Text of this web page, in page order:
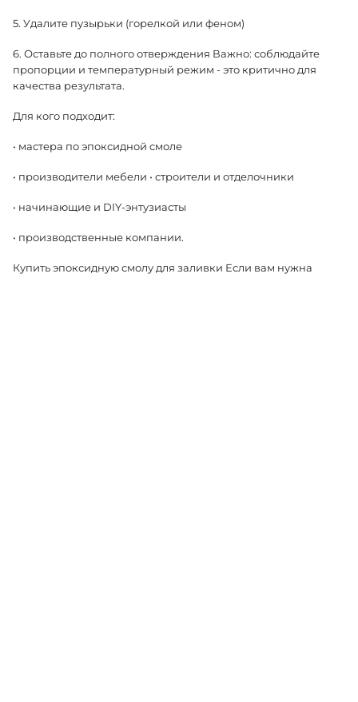
5. Удалите пузырьки (горелкой или феном)
6. Оставьте до полного отверждения Важно: соблюдайте
пропорции и температурный режим - это критично для
качества результата.
Для кого подходит:
• мастера по эпоксидной смоле
• производители мебели • строители и отделочники
• начинающие и DIY-энтузиасты
• производственные компании.
Купить эпоксидную смолу для заливки Если вам нужна